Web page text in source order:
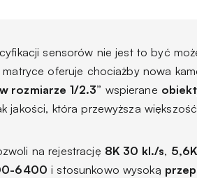
sensorów nie jest to być
oferuje chociażby nowa
rozmiarze 1/2.3” wspierane
jakości, która przewyższa
na rejestrację 8K 30 kl./s,
6400 i stosunkowo wysoką